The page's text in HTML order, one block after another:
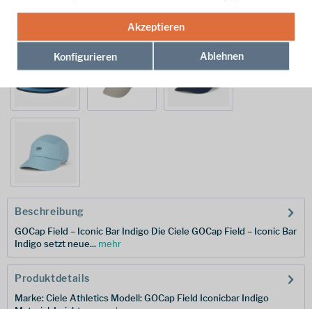
Beschreibung
GOCap Field – Iconic Bar Indigo Die Ciele GOCap Field – Iconic Bar
Indigo setzt neue... mehr
Produktdetails
Marke: Ciele Athletics Modell: GOCap Field Iconicbar Indigo
Akzeptieren
Konfigurieren Ablehnen